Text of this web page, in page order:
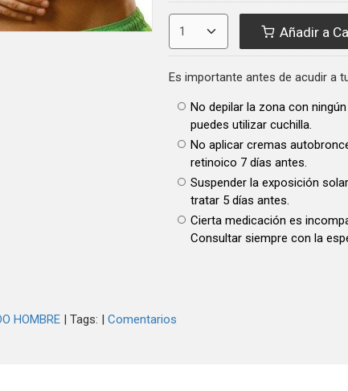
Añadir a
Es importante antes de acudir a
No depilar la zona con
puedes utilizar cuchilla.
No aplicar cremas
retinoico 7 días antes.
Suspender la exposición
tratar 5 días antes.
Cierta medicación es
Consultar siempre con la
HOMBRE| Tags: | Comentarios